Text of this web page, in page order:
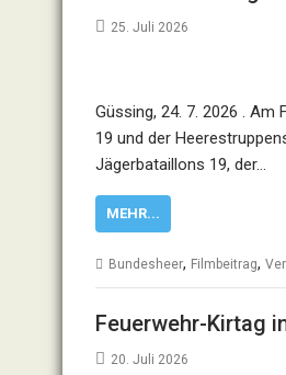
25. Juli 2026
Güssing, 24. 7. 2026 .
19 und der
Jägerbataillons 19, der…
MEHR...
Bundesheer, Filmbeitrag,
Feuerwehr-Kirtag
20. Juli 2026